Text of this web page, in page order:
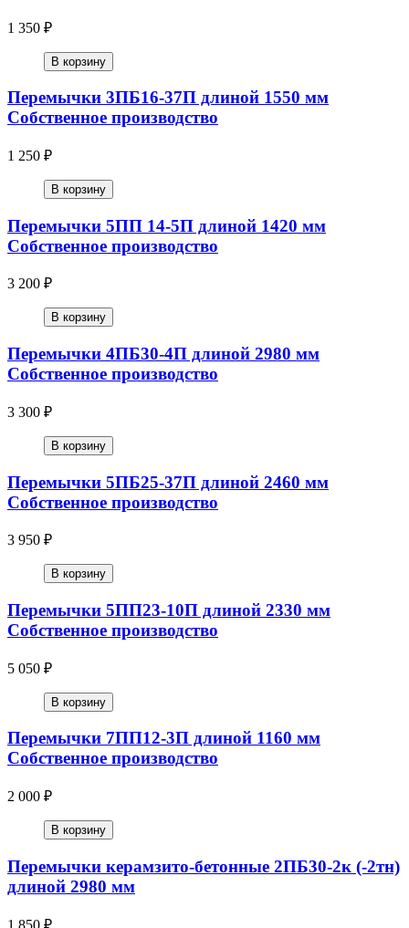
1 350 ₽
В корзину
Перемычки 3ПБ16-37П длиной 1550 мм
Собственное производство
1 250 ₽
В корзину
Перемычки 5ПП 14-5П длиной 1420 мм
Собственное производство
3 200 ₽
В корзину
Перемычки 4ПБ30-4П длиной 2980 мм
Собственное производство
3 300 ₽
В корзину
Перемычки 5ПБ25-37П длиной 2460 мм
Собственное производство
3 950 ₽
В корзину
Перемычки 5ПП23-10П длиной 2330 мм
Собственное производство
5 050 ₽
В корзину
Перемычки 7ПП12-3П длиной 1160 мм
Собственное производство
2 000 ₽
В корзину
Перемычки керамзито-бетонные 2ПБ30-2к (-2тн)
длиной 2980 мм
1 850 ₽